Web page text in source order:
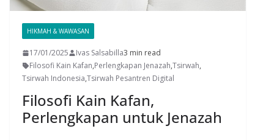
HIKMAH & WAWASAN
17/01/2025 Ivas Salsabilla3 min read
Filosofi Kain Kafan,Perlengkapan Jenazah,Tsirwah,
Tsirwah Indonesia,Tsirwah Pesantren Digital
Filosofi Kain Kafan,
Perlengkapan untuk Jenazah